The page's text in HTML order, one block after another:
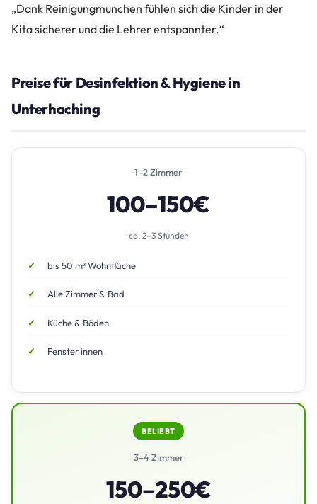
„Dank Reinigungmunchen fühlen sich die Kinder in der
Kita sicherer und die Lehrer entspannter.“
Preise für Desinfektion & Hygiene in
Unterhaching
1–2 Zimmer
100–150€
ca. 2–3 Stunden
bis 50 m² Wohnfläche
Alle Zimmer & Bad
Küche & Böden
Fenster innen
BELIEBT
3–4 Zimmer
150–250€